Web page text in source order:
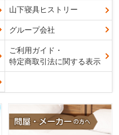
山下寝具ヒストリー
グループ会社
ご利用ガイド・
特定商取引法に関する表示